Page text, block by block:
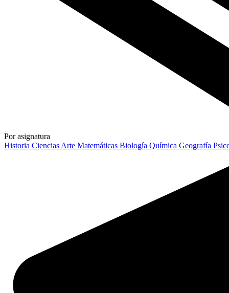
Por asignatura
Historia Ciencias Arte Matemáticas Biología Química Geografía